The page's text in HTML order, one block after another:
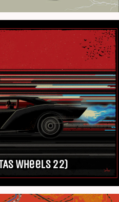
Wheels 22)